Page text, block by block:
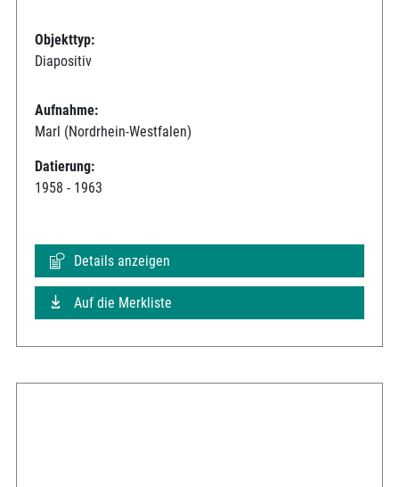
Objekttyp:
Diapositiv
Aufnahme:
Marl (Nordrhein-Westfalen)
Datierung:
1958 - 1963
Details anzeigen
Auf die Merkliste